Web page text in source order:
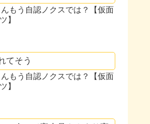
もう自認ノクスでは？【仮面
】
てそう
もう自認ノクスでは？【仮面
】